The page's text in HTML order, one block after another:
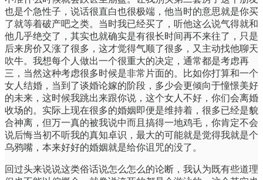
也是个急性子，说话很直白也很极端，他当时的意思就是你买
了就等着破产吧之类。当时我已经买了，听他这么说气得就和
他几乎绝交了，其实也就确实是有很长时间再不来往了，只是
后来房价又涨了很多，这才觉得气顺了很多，又主动找他聊天
吹牛。我想每个人做出一个很重大的决定，通常都是考虑再
三，当然这种考虑很多时候是非常片面的。比如你打算和一个
女人结婚，当到了谈婚论嫁的阶段，多少会更倾向于憧憬美好
的未来，这时候我跳出来跟你说，这个女人不好，你们会离婚
收场的。实际上现在很多的婚姻即便是维持着，很多已经是貌
合神离，但万一真的被我说中而且搞得一地鸡毛，你肯定不会
说后悔当初不听我的真知卓识，最大的可能就是觉得我就是个
乌鸦嘴，本来好好的婚姻就是给你诅咒的没了。
回过头来说说这类俗话说怎么怎么的论断，我认为既有些道理